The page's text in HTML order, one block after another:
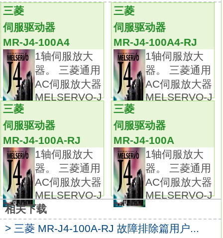
可设定32段响应级别。
高级振动抑制控制
MR-J4-100A+HG-SR102J
通过自动调谐功能自动设定一个最佳的振动控
制滤波器值来有效抑制当驱动部件停止时所发
生的100Hz频率以下的振动。
自动调谐功能也可有效抑制机械臂末端所发生
的振动和减小机械中残余的振动。三菱电机通
用交流伺服放大器MELSERVO-J3系列。
额定输出：0.6kw。
接口类型：通用脉冲接口型。
电源规格：单相AC200V。
脉冲串和模拟量输入作为通用接口。
可以选择位置，转速和转矩控制模式。
使用先进的调谐功能，如先进的振动抑制控制
和自适应滤波器Ⅱ，
极大地提高了机器的性能。
MR-J3，您的合作伙伴。
三菱
伺服驱动器
MR-J4-100A4
1轴伺服放大
器。 三菱通用
AC伺服放大器
MELSERVO-J
三菱
伺服驱动器
MR-J4-100A4-RJ
1轴伺服放大
器。 三菱通用
AC伺服放大器
MELSERVO-J
三菱
伺服驱动器
MR-J4-100A-RJ
1轴伺服放大
器。 三菱通用
AC伺服放大器
MELSERVO-J
三菱
伺服驱动器
MR-J4-100A
1轴伺服放大
器。 三菱通用
AC伺服放大器
MELSERVO-J
相关下载
> 三菱 MR-J4-100A-RJ 故障排除篇用户...